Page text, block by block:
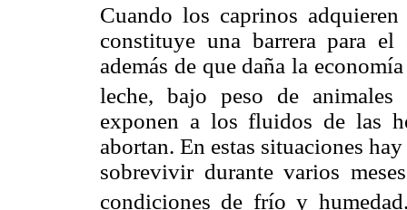
Cuando los caprinos
constituye una barrera para
además de que daña la
leche, bajo peso de animales
exponen a los fluidos de las
abortan. En estas situaciones
sobrevivir durante varios
condiciones de frío y